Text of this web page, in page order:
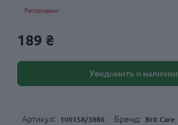
Распродано
189 ₴
Уведомить о наличии
Артикул: 100158/3886 Бренд: Brit Care